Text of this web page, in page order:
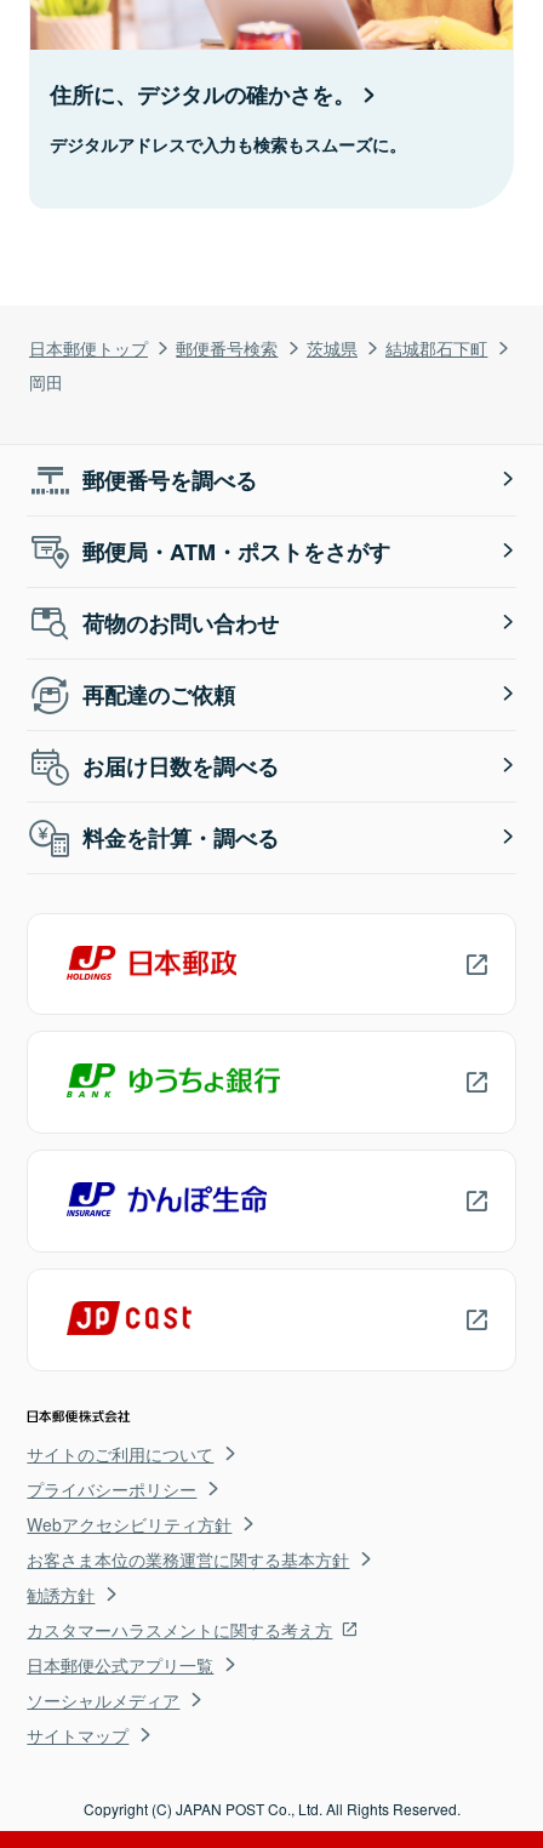
日本郵便トップ 郵便番号検索 茨城県
結城郡石下町
岡田
住所に、デジタルの確かさを。
デジタルアドレスで入力も検索もスムーズに。
郵便番号を調べる
郵便局・ATM・ポストをさがす
荷物のお問い合わせ
再配達のご依頼
お届け日数を調べる
料金を計算・調べる
サイトのご利用について
プライバシーポリシー
Webアクセシビリティ方針
お客さま本位の業務運営に関する基本方針
勧誘方針
カスタマーハラスメントに関する考え方
日本郵便公式アプリ一覧
ソーシャルメディア
サイトマップ
Copyright (C) JAPAN POST Co., Ltd. All Rights Reserved.